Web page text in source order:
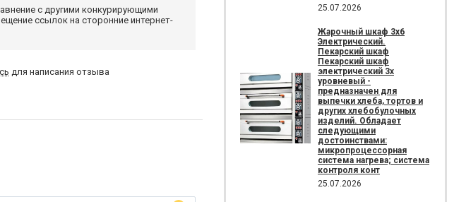
с другими конкурирующими
ссылок на сторонние интернет-
для написания отзыва
25.07.2026
Жарочный шкаф 3х6
Электрический.
Пекарский шкаф
Пекарский шкаф
электрический 3х
уровневый -
предназначен для
выпечки хлеба, тортов и
других хлебобулочных
изделий. Обладает
следующими
достоинствами:
микропроцессорная
система нагрева; система
контроля конт
25.07.2026